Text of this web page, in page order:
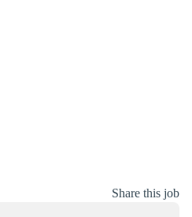
Share this job